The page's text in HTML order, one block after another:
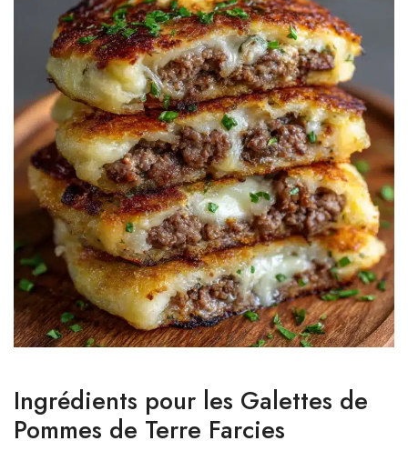
Ingrédients pour les Galettes de
Pommes de Terre Farcies